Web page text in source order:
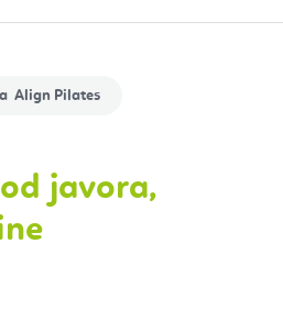
Align Pilates
javora,